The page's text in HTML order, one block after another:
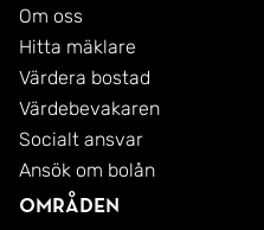
Om oss
Hitta mäklare
Värdera bostad
Värdebevakaren
Socialt ansvar
Ansök om bolån
Områden